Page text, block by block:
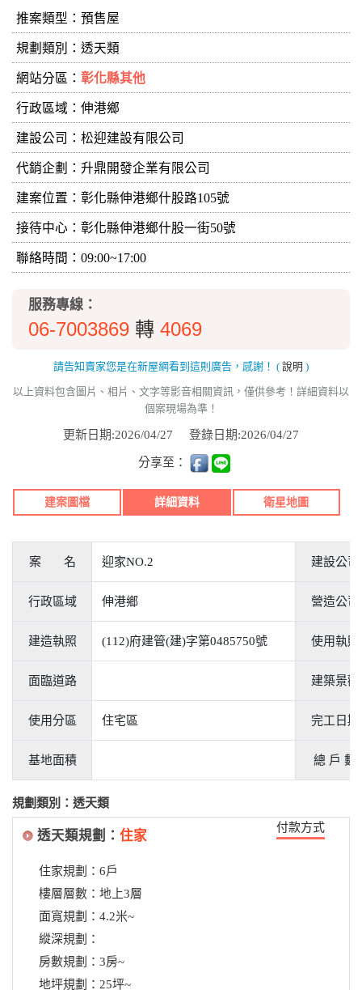
推案類型：預售屋
規劃類別：透天類
網站分區： 彰化縣其他
行政區域：伸港鄉
建設公司： 松迎建設有限公司
代銷企劃：升鼎開發企業有限公司
建案位置：彰化縣伸港鄉什股路105號
接待中心：彰化縣伸港鄉什股一街50號
聯絡時間：09:00~17:00
服務專線：
06-7003869 轉 4069
請告知賣家您是在新屋網看到這則廣告，感謝！ ( 說明 )
以上資料包含圖片、相片、文字等影音相關資訊，僅供參考！詳細資料以
個案現場為準！
更新日期:2026/04/27 登錄日期:2026/04/27
分享至：
建案圖檔 詳細資料 衛星地圖
案 名 迎家NO.2 建設公司
行政區域 伸港鄉 營造公司
建造執照 (112)府建管(建)字第0485750號 使用執照
面臨道路 建築景觀
使用分區 住宅區 完工日期
基地面積 總 戶 數
規劃類別：透天類
付款方式
透天類規劃： 住家
住家規劃：6戶
樓層層數：地上3層
面寬規劃：4.2米~
縱深規劃：
房數規劃：3房~
地坪規劃：25坪~